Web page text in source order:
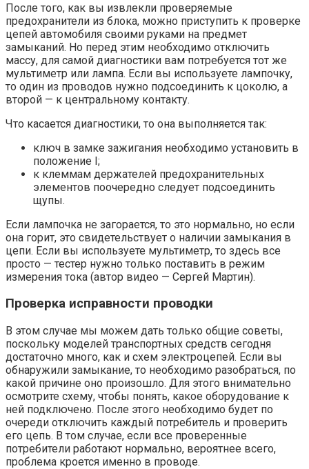
После того, как вы извлекли проверяемые
предохранители из блока, можно приступить к проверке
цепей автомобиля своими руками на предмет
замыканий. Но перед этим необходимо отключить
массу, для самой диагностики вам потребуется тот же
мультиметр или лампа. Если вы используете лампочку,
то один из проводов нужно подсоединить к цоколю, а
второй — к центральному контакту.
Что касается диагностики, то она выполняется так:
ключ в замке зажигания необходимо установить в
положение I;
к клеммам держателей предохранительных
элементов поочередно следует подсоединить
щупы.
Если лампочка не загорается, то это нормально, но если
она горит, это свидетельствует о наличии замыкания в
цепи. Если вы используете мультиметр, то здесь все
просто — тестер нужно только поставить в режим
измерения тока (автор видео — Сергей Мартин).
Проверка исправности проводки
В этом случае мы можем дать только общие советы,
поскольку моделей транспортных средств сегодня
достаточно много, как и схем электроцепей. Если вы
обнаружили замыкание, то необходимо разобраться, по
какой причине оно произошло. Для этого внимательно
осмотрите схему, чтобы понять, какое оборудование к
ней подключено. После этого необходимо будет по
очереди отключить каждый потребитель и проверить
его цепь. В том случае, если все проверенные
потребители работают нормально, вероятнее всего,
проблема кроется именно в проводе.